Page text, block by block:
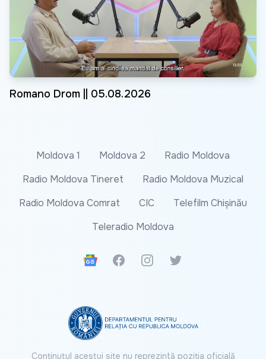
Romano Drom || 05.08.2026
Moldova 1 Moldova 2
Radio Moldova
Radio Moldova Tineret
Radio Moldova Muzical
Radio Moldova Comrat
CIC
Telefilm Chișinău
Teleradio Moldova
Google News
FacebookInstagramTwitter
Conținutul acestui site nu reprezintă poziția oficială